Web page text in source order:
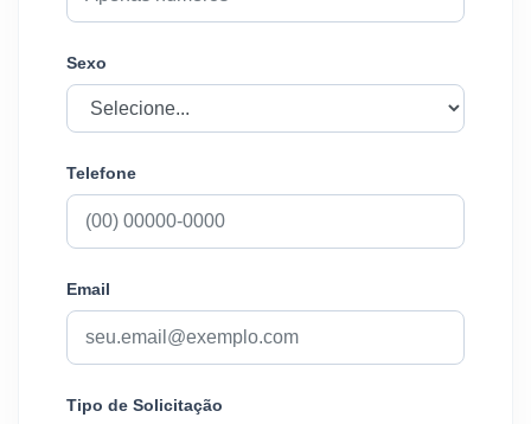
Sexo
Telefone
Email
Tipo de Solicitação